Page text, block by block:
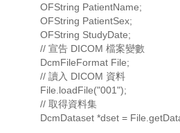
OFString PatientName;
OFString PatientSex;
OFString StudyDate;
// 宣告 DICOM 檔案變數
DcmFileFormat File;
// 讀入 DICOM 資料
File.loadFile("001");
// 取得資料集
DcmDataset *dset =